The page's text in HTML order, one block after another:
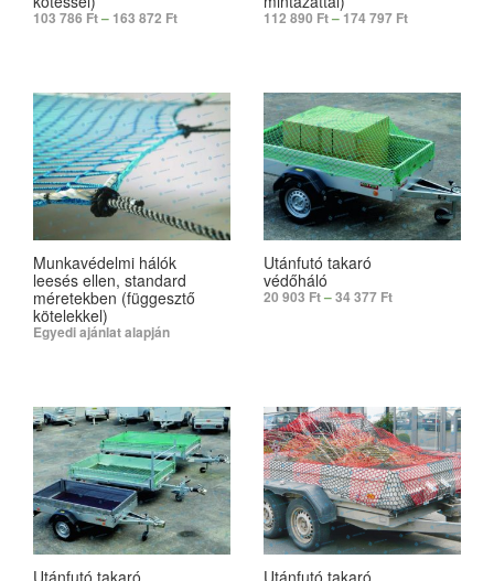
103 786 Ft– 163 872 Ft 112 890 Ft– 174 797 Ft
Munkavédelmi hálók
leesés ellen, standard
méretekben (függesztő
kötelekkel)
Egyedi ajánlat alapján
Utánfutó takaró
védőháló
20 903 Ft–34 377 Ft